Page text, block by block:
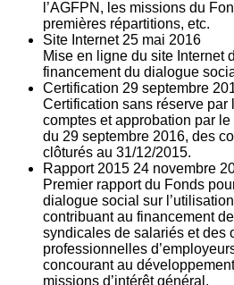
l’AGFPN, les missions du
premières répartitions, etc.
Site Internet 25 mai 2016
Mise en ligne du site Internet
financement du dialogue
Certification 29 septembre
Certification sans réserve par
comptes et approbation par
du 29 septembre 2016, des
clôturés au 31/12/2015.
Rapport 2015 24 novembre
Premier rapport du Fonds
dialogue social sur
contribuant au financement
syndicales de salariés et des
professionnelles
concourant au
missions d’intérêt général.